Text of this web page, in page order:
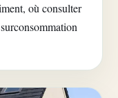
où consulter